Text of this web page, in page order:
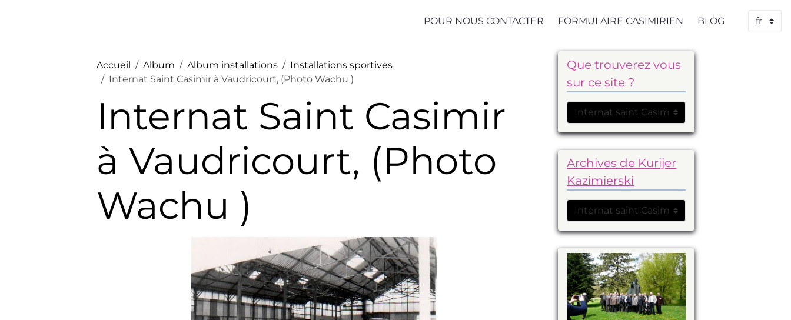
POUR NOUS CONTACTER FORMULAIRE CASIMIRIEN BLOG
Accueil Album Album installations
Installations sportives
Internat Saint Casimir à Vaudricourt, (Photo Wachu )
Internat Saint Casimir
à Vaudricourt, (Photo
Wachu )
Que trouverez vous
sur ce site ?
Archives de Kurijer
Kazimierski